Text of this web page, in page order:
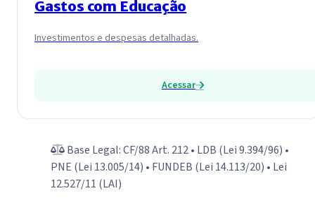
Gastos com Educação
Investimentos e despesas detalhadas.
Acessar
Base Legal: CF/88 Art. 212 • LDB (Lei 9.394/96) •
PNE (Lei 13.005/14) • FUNDEB (Lei 14.113/20) • Lei
12.527/11 (LAI)